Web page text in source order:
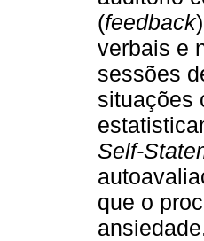
(feedback
verbais e
sessões
situações
Self-
que o